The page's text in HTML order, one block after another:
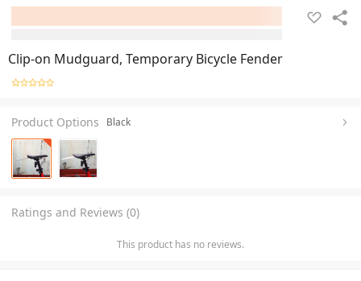
Clip-on Mudguard, Temporary Bicycle Fender
Product Options Black
Ratings and Reviews (0)
This product has no reviews.